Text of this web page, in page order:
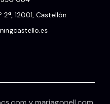
2ª, 12001, Castellón